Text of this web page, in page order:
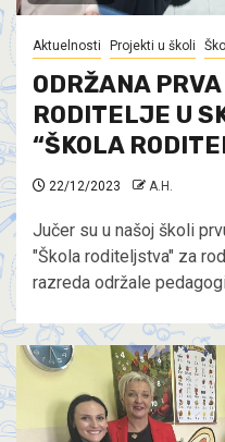
Aktuelnosti Projekti u školi
ODRŽANA
RODITELJE U
“ŠKOLA
22/12/2023 A.H.
Jučer su u našoj školi
"Škola roditeljstva" za
razreda održale